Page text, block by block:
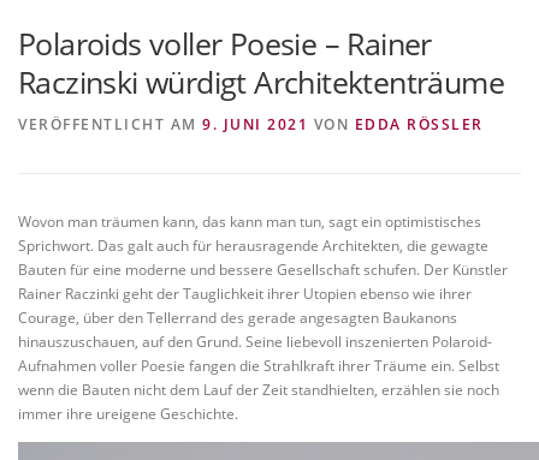
AUSSTELLUNGEN/BILDER EDDA KAUFT EIN
Polaroids voller Poesie – Rainer
Raczinski würdigt Architektenträume
VERÖFFENTLICHT AM 9. JUNI 2021 VON EDDA RÖSSLER
Wovon man träumen kann, das kann man tun, sagt ein optimistisches
Sprichwort. Das galt auch für herausragende Architekten, die gewagte
Bauten für eine moderne und bessere Gesellschaft schufen. Der Künstler
Rainer Raczinki geht der Tauglichkeit ihrer Utopien ebenso wie ihrer
Courage, über den Tellerrand des gerade angesagten Baukanons
hinauszuschauen, auf den Grund. Seine liebevoll inszenierten Polaroid-
Aufnahmen voller Poesie fangen die Strahlkraft ihrer Träume ein. Selbst
wenn die Bauten nicht dem Lauf der Zeit standhielten, erzählen sie noch
immer ihre ureigene Geschichte.